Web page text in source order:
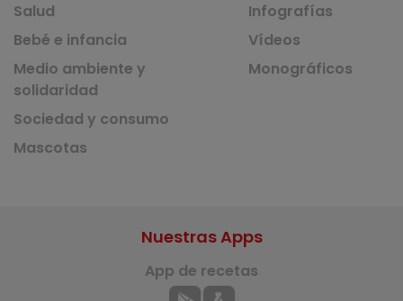
Salud
Bebé e infancia
Medio ambiente y
solidaridad
Sociedad y consumo
Mascotas
Infografías
Vídeos
Monográficos
Nuestras Apps
App de recetas